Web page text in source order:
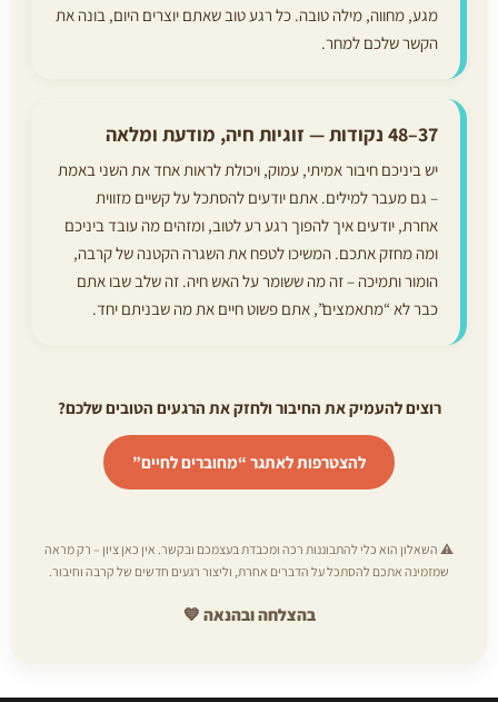
מגע, מחווה, מילה טובה. כל רגע טוב שאתם יוצרים היום, בונה את
הקשר שלכם למחר.
37–48 נקודות — זוגיות חיה, מודעת ומלאה
יש ביניכם חיבור אמיתי, עמוק, ויכולת לראות אחד את השני באמת
– גם מעבר למילים. אתם יודעים להסתכל על קשיים מזווית
אחרת, יודעים איך להפוך רגע רע לטוב, ומזהים מה עובד ביניכם
ומה מחזק אתכם. המשיכו לטפח את השגרה הקטנה של קרבה,
הומור ותמיכה – זה מה ששומר על האש חיה. זה שלב שבו אתם
כבר לא “מתאמצים”, אתם פשוט חיים את מה שבניתם יחד.
רוצים להעמיק את החיבור ולחזק את הרגעים הטובים שלכם?
להצטרפות לאתגר “מחוברים לחיים”
⚠️ השאלון הוא כלי להתבוננות רכה ומכבדת בעצמכם ובקשר. אין כאן ציון – רק מראה
שמזמינה אתכם להסתכל על הדברים אחרת, וליצור רגעים חדשים של קרבה וחיבור.
בהצלחה ובהנאה 💙